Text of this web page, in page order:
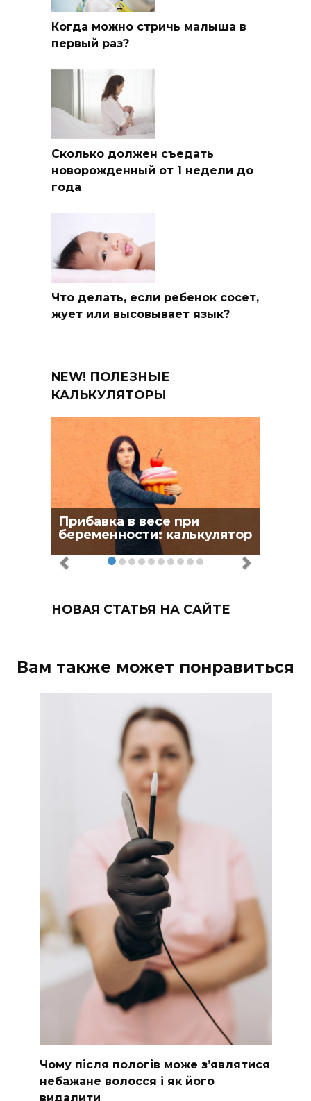
Когда можно стричь малыша в
первый раз?
Сколько должен съедать
новорожденный от 1 недели до
года
Что делать, если ребенок сосет,
жует или высовывает язык?
NEW! ПОЛЕЗНЫЕ
КАЛЬКУЛЯТОРЫ
Прибавка в весе при
беременности: калькулятор
НОВАЯ СТАТЬЯ НА САЙТЕ
Вам также может понравиться
Чому після пологів може з’являтися
небажане волосся і як його
видалити